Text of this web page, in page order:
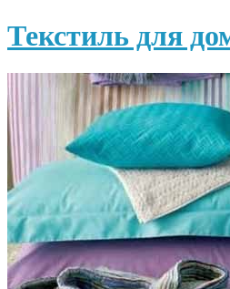
Текстиль для